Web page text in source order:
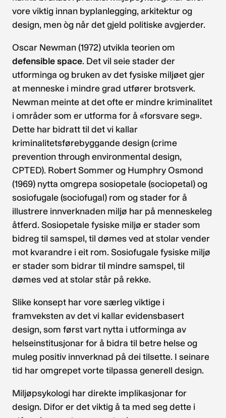
vore viktig innan byplanlegging, arkitektur og
design, men òg når det gjeld politiske avgjerder.
Oscar Newman (1972) utvikla teorien om
defensible space. Det vil seie stader der
utforminga og bruken av det fysiske miljøet gjer
at menneske i mindre grad utfører brotsverk.
Newman meinte at det ofte er mindre kriminalitet
i områder som er utforma for å «forsvare seg».
Dette har bidratt til det vi kallar
kriminalitetsførebyggande design (crime
prevention through environmental design,
CPTED). Robert Sommer og Humphry Osmond
(1969) nytta omgrepa sosiopetale (sociopetal) og
sosiofugale (sociofugal) rom og stader for å
illustrere innverknaden miljø har på menneskeleg
åtferd. Sosiopetale fysiske miljø er stader som
bidreg til samspel, til dømes ved at stolar vender
mot kvarandre i eit rom. Sosiofugale fysiske miljø
er stader som bidrar til mindre samspel, til
dømes ved at stolar står på rekke.
Slike konsept har vore særleg viktige i
framveksten av det vi kallar evidensbasert
design, som først vart nytta i utforminga av
helseinstitusjonar for å bidra til betre helse og
muleg positiv innverknad på dei tilsette. I seinare
tid har omgrepet vorte tilpassa generell design.
Miljøpsykologi har direkte implikasjonar for
design. Difor er det viktig å ta med seg dette i